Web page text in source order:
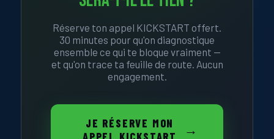
Réserve ton appel KICKSTART offert.
30 minutes pour qu'on diagnostique
ensemble ce qui te bloque vraiment —
et qu'on trace ta feuille de route. Aucun
engagement.
JE RÉSERVE MON